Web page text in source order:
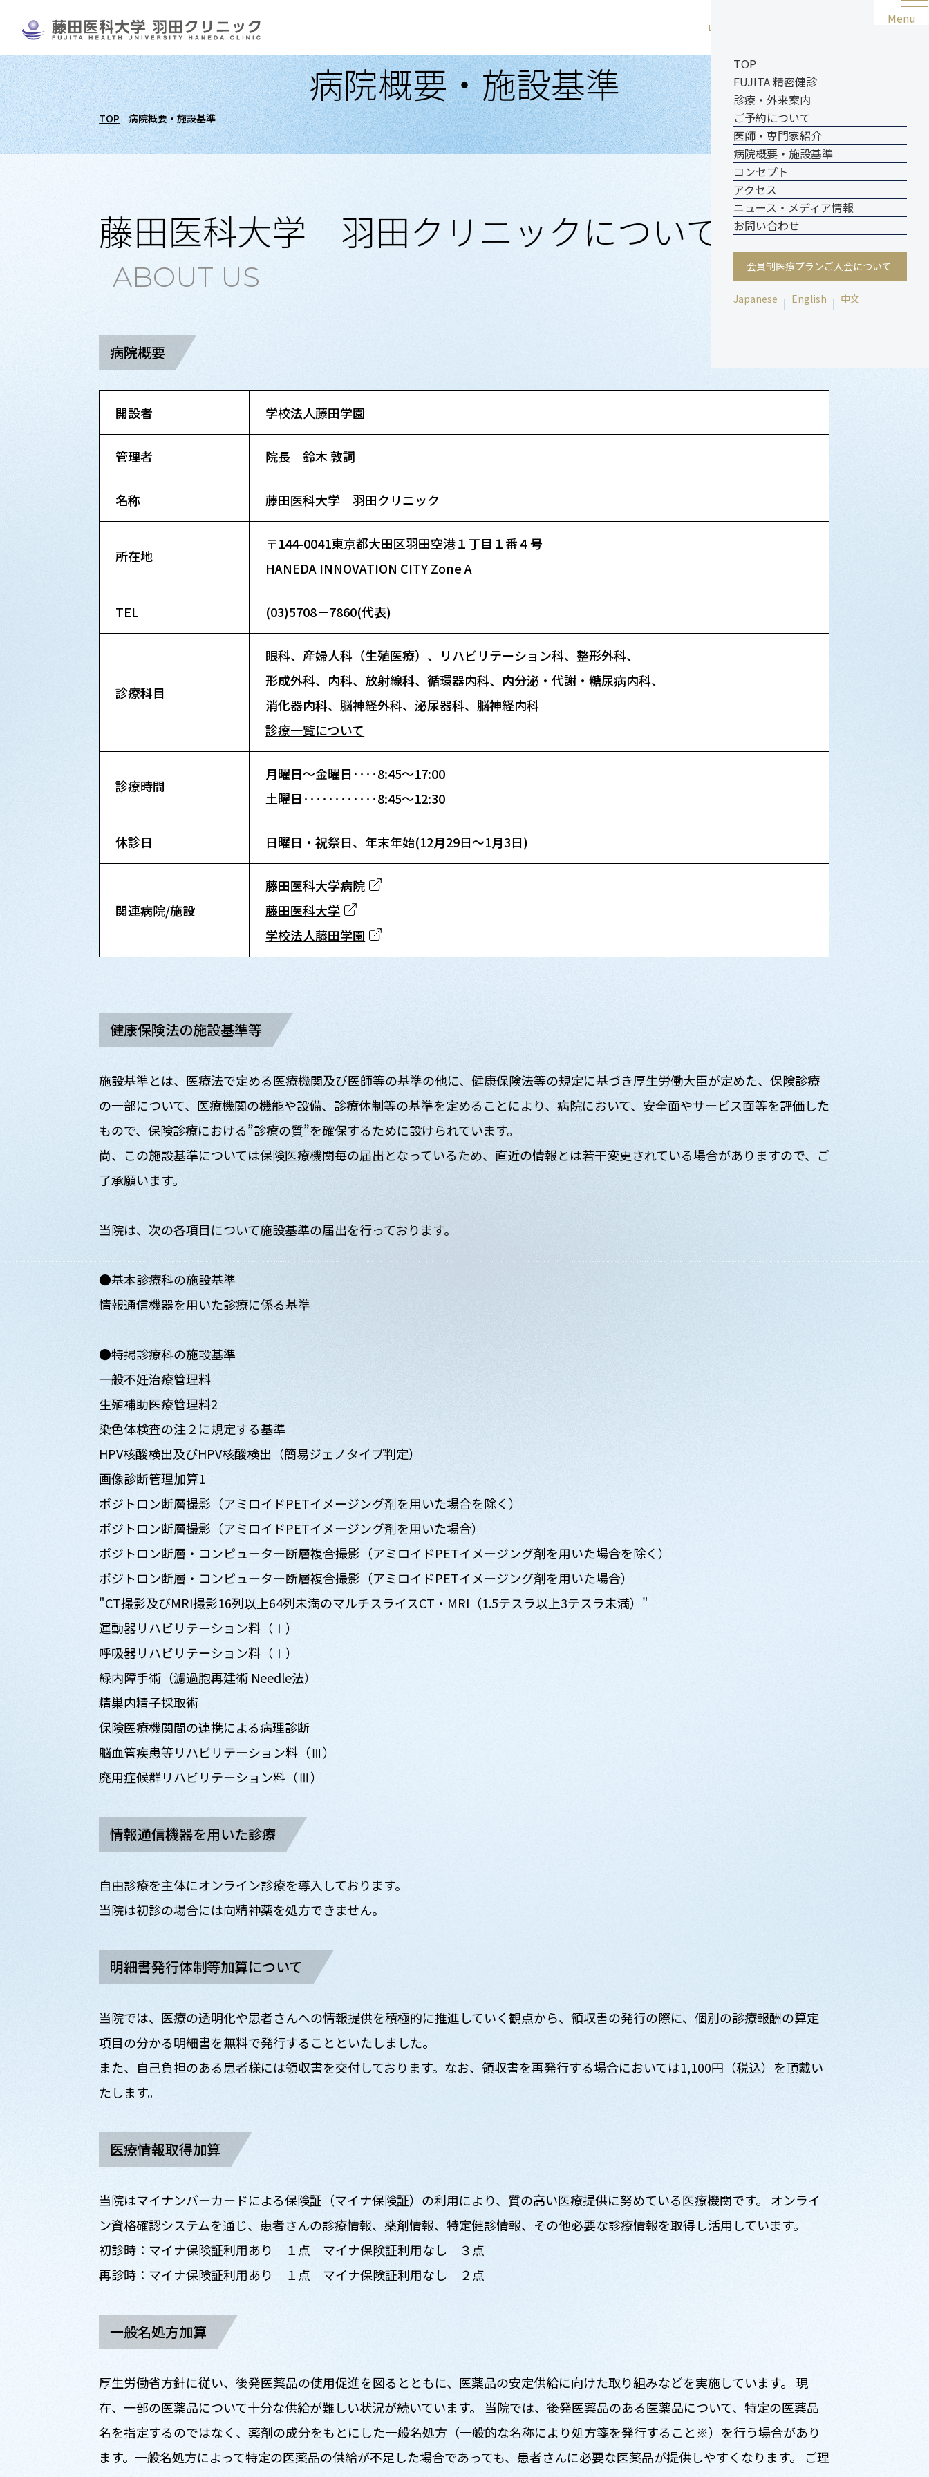
Language
Menu
メニ
TOP
FUJITA 精密健診
診療・外来案内
ご予約について
医師・専門家紹介
病院概要・施設基準
コンセプト
アクセス
ニュース・メディア情報
お問い合わせ
会員制医療プランご入会について
Japanese English 中文
病院概要・施設基準
TOP 病院概要・施設基準
藤田医科大学 羽田クリニックについて
ABOUT US
病院概要
開設者 学校法人藤田学園
管理者 院長 鈴木 敦詞
名称 藤田医科大学 羽田クリニック
所在地
〒144-0041東京都大田区羽田空港１丁目１番４号
HANEDA INNOVATION CITY Zone A
TEL (03)5708－7860(代表)
診療科目
眼科、産婦人科（生殖医療）、リハビリテーション科、整形外科、
形成外科、内科、放射線科、循環器内科、内分泌・代謝・糖尿病内科、
消化器内科、脳神経外科、泌尿器科、脳神経内科
診療一覧について
診療時間
月曜日～金曜日‥‥8:45～17:00
土曜日‥‥‥‥‥‥8:45～12:30
休診日 日曜日・祝祭日、年末年始(12月29日～1月3日)
関連病院/施設
藤田医科大学病院
藤田医科大学
学校法人藤田学園
健康保険法の施設基準等
施設基準とは、医療法で定める医療機関及び医師等の基準の他に、健康保険法等の規定に基づき厚生労働大臣が定めた、保険診療
の一部について、医療機関の機能や設備、診療体制等の基準を定めることにより、病院において、安全面やサービス面等を評価した
もので、保険診療における”診療の質”を確保するために設けられています。
尚、この施設基準については保険医療機関毎の届出となっているため、直近の情報とは若干変更されている場合がありますので、ご
了承願います。
当院は、次の各項目について施設基準の届出を行っております。
●基本診療科の施設基準
情報通信機器を用いた診療に係る基準
●特掲診療科の施設基準
一般不妊治療管理料
生殖補助医療管理料2
染色体検査の注２に規定する基準
HPV核酸検出及びHPV核酸検出（簡易ジェノタイプ判定）
画像診断管理加算1
ポジトロン断層撮影（アミロイドPETイメージング剤を用いた場合を除く）
ポジトロン断層撮影（アミロイドPETイメージング剤を用いた場合）
ポジトロン断層・コンピューター断層複合撮影（アミロイドPETイメージング剤を用いた場合を除く）
ポジトロン断層・コンピューター断層複合撮影（アミロイドPETイメージング剤を用いた場合）
"CT撮影及びMRI撮影16列以上64列未満のマルチスライスCT・MRI（1.5テスラ以上3テスラ未満）"
運動器リハビリテーション料（Ⅰ）
呼吸器リハビリテーション料（Ⅰ）
緑内障手術（濾過胞再建術 Needle法）
精巣内精子採取術
保険医療機関間の連携による病理診断
脳血管疾患等リハビリテーション料（Ⅲ）
廃用症候群リハビリテーション料（Ⅲ）
情報通信機器を用いた診療
自由診療を主体にオンライン診療を導入しております。
当院は初診の場合には向精神薬を処方できません。
明細書発行体制等加算について
当院では、医療の透明化や患者さんへの情報提供を積極的に推進していく観点から、領収書の発行の際に、個別の診療報酬の算定
項目の分かる明細書を無料で発行することといたしました。
また、自己負担のある患者様には領収書を交付しております。なお、領収書を再発行する場合においては1,100円（税込）を頂戴い
たします。
医療情報取得加算
当院はマイナンバーカードによる保険証（マイナ保険証）の利用により、質の高い医療提供に努めている医療機関です。 オンライ
ン資格確認システムを通じ、患者さんの診療情報、薬剤情報、特定健診情報、その他必要な診療情報を取得し活用しています。
初診時：マイナ保険証利用あり １点 マイナ保険証利用なし ３点
再診時：マイナ保険証利用あり １点 マイナ保険証利用なし ２点
一般名処方加算
厚生労働省方針に従い、後発医薬品の使用促進を図るとともに、医薬品の安定供給に向けた取り組みなどを実施しています。 現
在、一部の医薬品について十分な供給が難しい状況が続いています。 当院では、後発医薬品のある医薬品について、特定の医薬品
名を指定するのではなく、薬剤の成分をもとにした一般名処方（一般的な名称により処方箋を発行すること※）を行う場合があり
ます。一般名処方によって特定の医薬品の供給が不足した場合であっても、患者さんに必要な医薬品が提供しやすくなります。 ご理